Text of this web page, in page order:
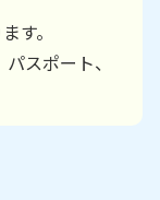
す。
スポート、